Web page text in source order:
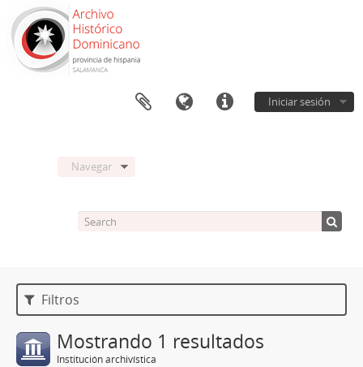
Iniciar sesión
Navegar
Filtros
Mostrando 1 resultados
Institución archivística